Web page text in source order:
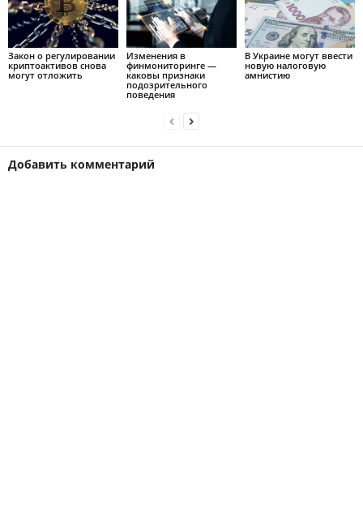
Закон о регулировании
криптоактивов снова
могут отложить
Изменения в
финмониторинге —
каковы признаки
подозрительного
поведения
В Украине могут ввести
новую налоговую
амнистию
Добавить комментарий